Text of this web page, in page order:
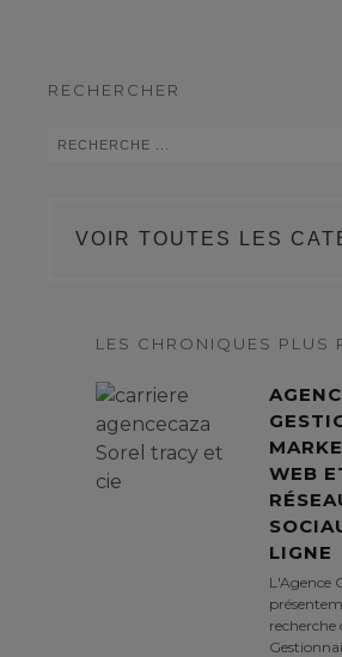
RECHERCHER
VOIR TOUTES LES
LES CHRONIQUES PLUS
WEB
LIGNE
L'Agence
recherche